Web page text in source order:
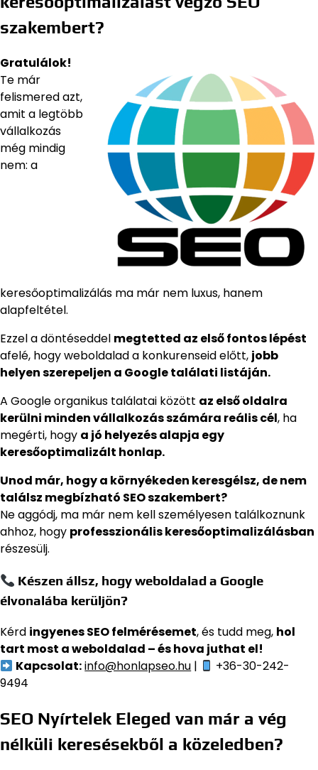
szakembert?
Gratulálok!
Te már
felismered azt,
amit a legtöbb
vállalkozás
még mindig
nem: a
keresőoptimalizálás ma már nem luxus, hanem
alapfeltétel.
Ezzel a döntéseddel megtetted az első fontos lépést
afelé, hogy weboldalad a konkurenseid előtt, jobb
helyen szerepeljen a Google találati listáján.
A Google organikus találatai között az első oldalra
kerülni minden vállalkozás számára reális cél, ha
megérti, hogy a jó helyezés alapja egy
keresőoptimalizált honlap.
Unod már, hogy a környékeden keresgélsz, de nem
találsz megbízható SEO szakembert?
Ne aggódj, ma már nem kell személyesen találkoznunk
ahhoz, hogy professzionális keresőoptimalizálásban
részesülj.
Készen állsz, hogy weboldalad a Google
élvonalába kerüljön?
Kérd ingyenes SEO felmérésemet, és tudd meg, hol
tart most a weboldalad – és hova juthat el!
Kapcsolat:info@honlapseo.hu |
+36-30-242-
9494
SEO Nyírtelek Eleged van már a vég
nélküli keresésekből a közeledben?